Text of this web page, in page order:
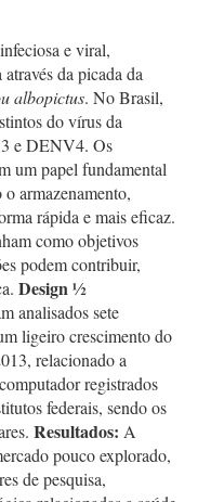
e viral,
da picada da
albopictus. No Brasil,
do vírus da
e DENV4. Os
um papel fundamental
armazenamento,
rápida e mais eficaz.
como objetivos
podem contribuir,
Design½
analisados sete
ligeiro crescimento do
relacionado a
registrados
federais, sendo os
Resultados: A
pouco explorado,
de pesquisa,